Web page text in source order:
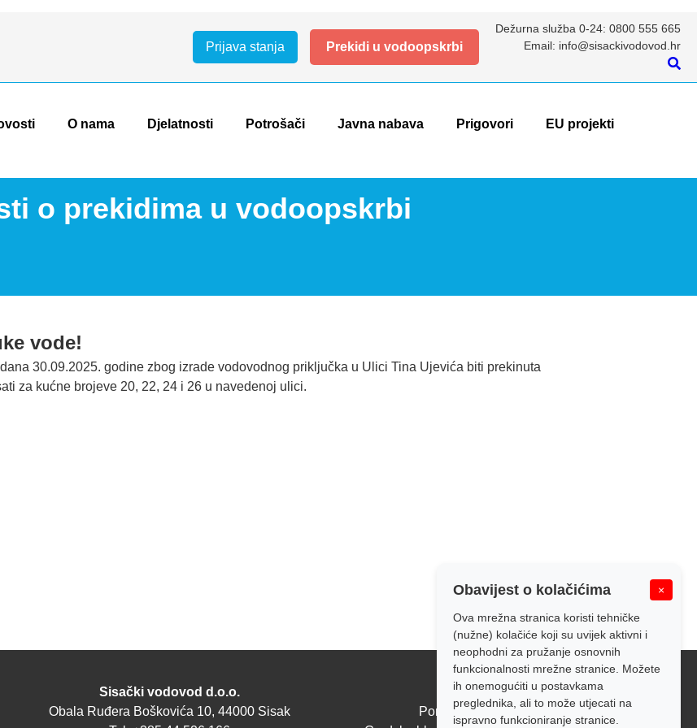
Prijava stanja Prekidi u vodoopskrbi
Dežurna služba 0-24: 0800 555 665
Email: info@sisackivodovod.hr
O nama Djelatnosti Potrošači Javna nabava Prigovori EU projekti
Obavijest o kolačićima ×
Ova mrežna stranica koristi tehničke
(nužne) kolačiće koji su uvijek aktivni i
neophodni za pružanje osnovnih
funkcionalnosti mrežne stranice. Možete
ih onemogućiti u postavkama
preglednika, ali to može utjecati na
ispravno funkcioniranje stranice.
o prekidima u vodoopskrbi
vode!
30.09.2025. godine zbog izrade vodovodnog priključka u Ulici Tina Ujevića biti prekinuta
za kućne brojeve 20, 22, 24 i 26 u navedenoj ulici.
Sisački vodovod d.o.o.
Obala Ruđera Boškovića 10, 44000 Sisak
Radno vrijeme:
Pon - Pet: 7:00 - 14:00